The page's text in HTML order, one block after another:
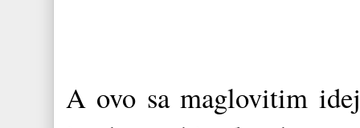
A ovo sa maglovitim